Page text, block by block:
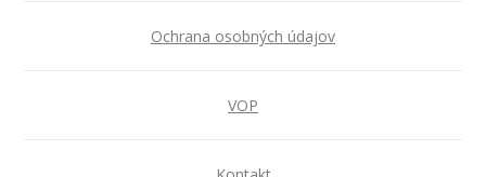
Ochrana osobných údajov
VOP